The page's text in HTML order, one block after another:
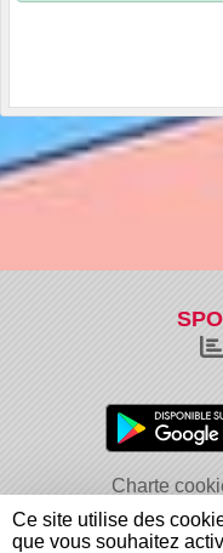
Charte
Informations légales
Ce site utilise des
que vous souhaitez